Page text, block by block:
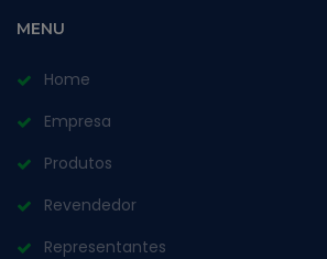
MENU
Home
Empresa
Produtos
Revendedor
Representantes